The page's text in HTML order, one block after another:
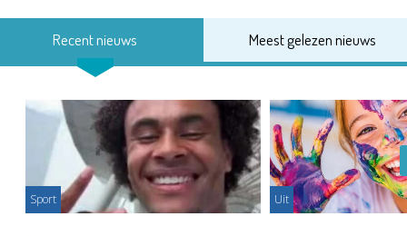
Recent nieuws Meest gelezen nieuws
Sport Uit